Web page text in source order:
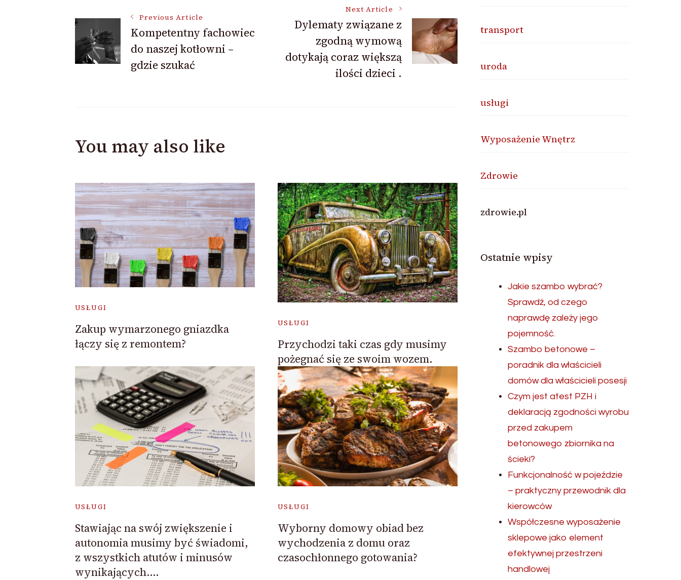
Post
Navigation
Previous Article
Kompetentny fachowiec
do naszej kotłowni –
gdzie szukać
Next Article
Dylematy związane z
zgodną wymową
dotykają coraz większą
ilości dzieci .
You may also like
USŁUGI
Zakup wymarzonego gniazdka
łączy się z remontem?
USŁUGI
Przychodzi taki czas gdy musimy
pożegnać się ze swoim wozem.
USŁUGI
Stawiając na swój zwiększenie i
autonomia musimy być świadomi,
z wszystkich atutów i minusów
wynikających….
USŁUGI
Wyborny domowy obiad bez
wychodzenia z domu oraz
czasochłonnego gotowania?
transport
uroda
usługi
Wyposażenie Wnętrz
Zdrowie
zdrowie.pl
Ostatnie wpisy
Jakie szambo wybrać?
Sprawdź, od czego
naprawdę zależy jego
pojemność.
Szambo betonowe –
poradnik dla właścicieli
domów dla właścicieli posesji
Czym jest atest PZH i
deklaracją zgodności wyrobu
przed zakupem
betonowego zbiornika na
ścieki?
Funkcjonalność w pojeździe
– praktyczny przewodnik dla
kierowców
Współczesne wyposażenie
sklepowe jako element
efektywnej przestrzeni
handlowej